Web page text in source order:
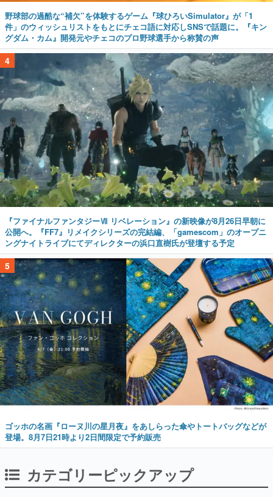
野球部の過酷な“補欠”を体験するゲーム『球ひろいSimulator』が「1
件」のウィッシュリストをもとにチェコ語に対応しSNSで話題に。『キン
グダム・カム』開発元やチェコのプロ野球選手から称賛の声
4
『ファイナルファンタジーⅦ リベレーション』の新映像が8月26日早朝に
公開へ。『FF7』リメイクシリーズの完結編、「gamescom」のオープニ
ングナイトライブにてディレクターの浜口直樹氏が登壇する予定
5
ゴッホの名画『ローヌ川の星月夜』をあしらった傘やトートバッグなどが
登場。8月7日21時より2日間限定で予約販売
カテゴリーピックアップ